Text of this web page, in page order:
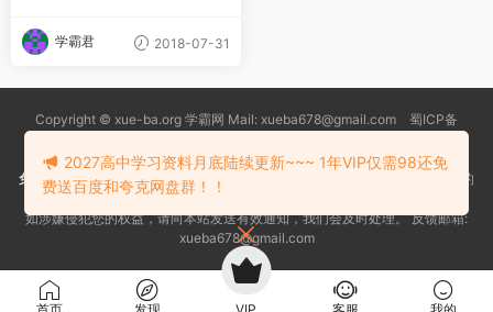
学霸君 2018-07-31
Copyright © xue-ba.org 学霸网 Mail: xueba678@gmail.com 蜀ICP备
常见问题
更新日志 忘记密码本站推荐浏览器：Edge浏览器
免责声明：本站资源均搜索自互联网和网友分享,仅供大家学习交流,不对资料的
真实性和安全性负责！
如涉嫌侵犯您的权益，请向本站发送有效通知，我们会及时处理。 反馈邮箱:
xueba678@gmail.com
2027高中学习资料月底陆续更新~~~ 1年VIP仅需98还免
费送百度和夸克网盘群！！